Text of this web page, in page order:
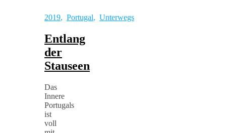
2019, Portugal, Unterwegs
Entlang
der
Stauseen
Das
Innere
Portugals
ist
voll